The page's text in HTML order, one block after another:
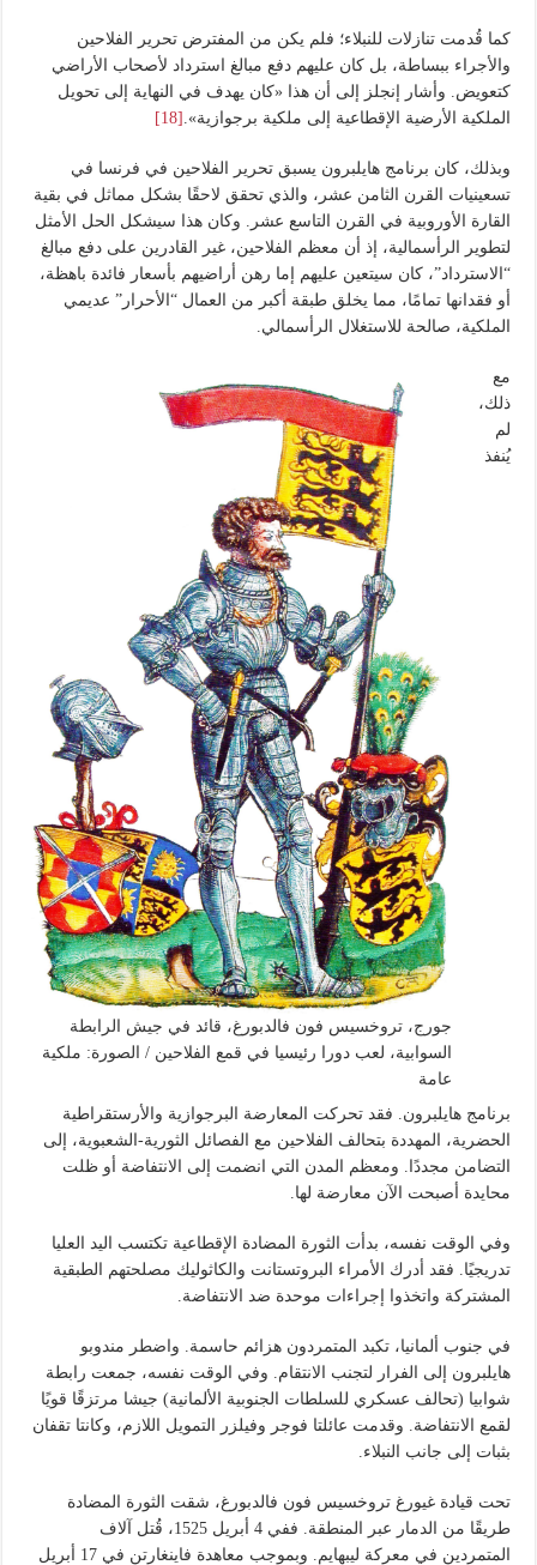
كما قُدمت تنازلات للنبلاء؛ فلم يكن من المفترض تحرير الفلاحين
والأجراء ببساطة، بل كان عليهم دفع مبالغ استرداد لأصحاب الأراضي
كتعويض. وأشار إنجلز إلى أن هذا «كان يهدف في النهاية إلى تحويل
الملكية الأرضية الإقطاعية إلى ملكية برجوازية». [18]
وبذلك، كان برنامج هايلبرون يسبق تحرير الفلاحين في فرنسا في
تسعينيات القرن الثامن عشر، والذي تحقق لاحقًا بشكل مماثل في بقية
القارة الأوروبية في القرن التاسع عشر. وكان هذا سيشكل الحل الأمثل
لتطوير الرأسمالية، إذ أن معظم الفلاحين، غير القادرين على دفع مبالغ
“الاسترداد”، كان سيتعين عليهم إما رهن أراضيهم بأسعار فائدة باهظة،
أو فقدانها تمامًا، مما يخلق طبقة أكبر من العمال “الأحرار” عديمي
الملكية، صالحة للاستغلال الرأسمالي.
جورج، تروخسيس فون فالدبورغ، قائد في جيش الرابطة
السوابية، لعب دورا رئيسيا في قمع الفلاحين / الصورة: ملكية
عامة
مع
ذلك،
لم
يُنفذ
برنامج هايلبرون. فقد تحركت المعارضة البرجوازية والأرستقراطية
الحضرية، المهددة بتحالف الفلاحين مع الفصائل الثورية-الشعبوية، إلى
التضامن مجددًا. ومعظم المدن التي انضمت إلى الانتفاضة أو ظلت
محايدة أصبحت الآن معارضة لها.
وفي الوقت نفسه، بدأت الثورة المضادة الإقطاعية تكتسب اليد العليا
تدريجيًا. فقد أدرك الأمراء البروتستانت والكاثوليك مصلحتهم الطبقية
المشتركة واتخذوا إجراءات موحدة ضد الانتفاضة.
في جنوب ألمانيا، تكبد المتمردون هزائم حاسمة. واضطر مندوبو
هايلبرون إلى الفرار لتجنب الانتقام. وفي الوقت نفسه، جمعت رابطة
شوابيا (تحالف عسكري للسلطات الجنوبية الألمانية) جيشا مرتزقًا قويًا
لقمع الانتفاضة. وقدمت عائلتا فوجر وفيلزر التمويل اللازم، وكانتا تقفان
بثبات إلى جانب النبلاء.
تحت قيادة غيورغ تروخسيس فون فالدبورغ، شقت الثورة المضادة
طريقًا من الدمار عبر المنطقة. ففي 4 أبريل 1525، قُتل آلاف
المتمردين في معركة ليبهايم. وبموجب معاهدة فاينغارتن في 17 أبريل